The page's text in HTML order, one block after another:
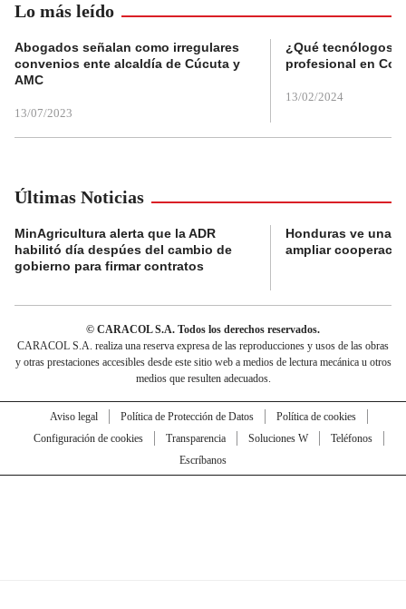
Lo más leído
Abogados señalan como irregulares
convenios ente alcaldía de Cúcuta y
AMC
13/07/2023
¿Qué tecnólogos
profesional en
13/02/2024
Últimas Noticias
MinAgricultura alerta que la ADR
habilitó día despúes del cambio de
gobierno para firmar contratos
Honduras ve una
ampliar
© CARACOL S.A. Todos los derechos reservados.
CARACOL S.A. realiza una reserva expresa de las reproducciones y usos de las obras
y otras prestaciones accesibles desde este sitio web a medios de lectura mecánica u otros
medios que resulten adecuados.
Aviso legal Política de Protección de Datos
Política de cookies
Configuración de cookies
Transparencia Soluciones W
Teléfonos
Escríbanos